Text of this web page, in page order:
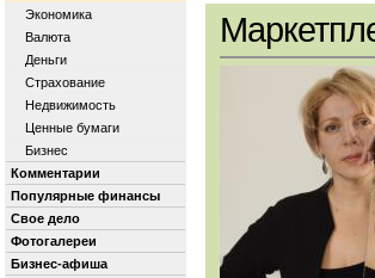
Экономика
Валюта
Деньги
Страхование
Недвижимость
Ценные бумаги
Бизнес
Комментарии
Популярные финансы
Свое дело
Фотогалереи
Бизнес-афиша